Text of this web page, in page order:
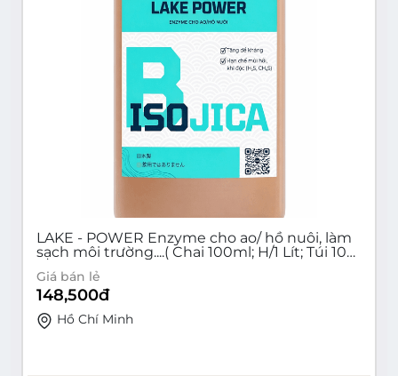
LAKE - POWER Enzyme cho ao/ hồ nuôi, làm
sạch môi trường....( Chai 100ml; H/1 Lít; Túi 10
Giá bán lẻ
148,500đ
Hồ Chí Minh